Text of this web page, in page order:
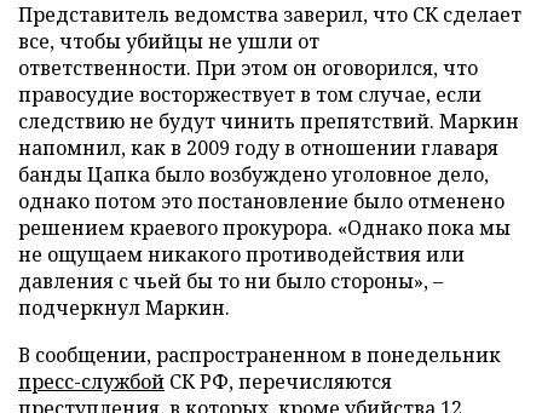
Представитель ведомства заверил, что СК сделает
все, чтобы убийцы не ушли от
ответственности. При этом он оговорился, что
правосудие восторжествует в том случае, если
следствию не будут чинить препятствий. Маркин
напомнил, как в 2009 году в отношении главаря
банды Цапка было возбуждено уголовное дело,
однако потом это постановление было отменено
решением краевого прокурора. «Однако пока мы
не ощущаем никакого противодействия или
давления с чьей бы то ни было стороны», –
подчеркнул Маркин.
В сообщении, распространенном в понедельник
пресс-службой СК РФ, перечисляются